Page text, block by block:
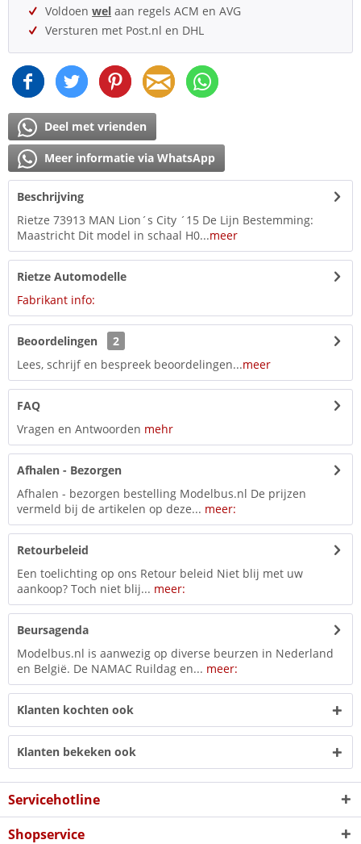
Voldoen wel aan regels ACM en AVG
Versturen met Post.nl en DHL
Deel met vrienden
Meer informatie via WhatsApp
Beschrijving
Rietze 73913 MAN Lion´s City ´15 De Lijn Bestemming:
Maastricht Dit model in schaal H0...meer
Rietze Automodelle
Fabrikant info:
Beoordelingen
2
Lees, schrijf en bespreek beoordelingen...meer
FAQ
Vragen en Antwoorden mehr
Afhalen - Bezorgen
Afhalen - bezorgen bestelling Modelbus.nl De prijzen
vermeld bij de artikelen op deze... meer:
Retourbeleid
Een toelichting op ons Retour beleid Niet blij met uw
aankoop? Toch niet blij... meer:
Beursagenda
Modelbus.nl is aanwezig op diverse beurzen in Nederland
en België. De NAMAC Ruildag en... meer:
Klanten kochten ook
Klanten bekeken ook
Servicehotline
Shopservice